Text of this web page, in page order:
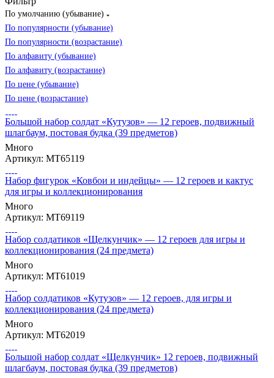
По умолчанию (убывание)
По популярности (убывание)
По популярности (возрастание)
По алфавиту (убывание)
По алфавиту (возрастание)
По цене (убывание)
По цене (возрастание)
Большой набор солдат «Кутузов» — 12 героев, подвижный
шлагбаум, постовая будка (39 предметов)
Много
Артикул: МТ65119
Набор фигурок «Ковбои и индейцы» — 12 героев и кактус
для игры и коллекционирования
Много
Артикул: МТ69119
Набор солдатиков «Щелкунчик» — 12 героев для игры и
коллекционирования (24 предмета)
Много
Артикул: МТ61019
Набор солдатиков «Кутузов» — 12 героев, для игры и
коллекционирования (24 предмета)
Много
Артикул: МТ62019
Большой набор солдат «Щелкунчик» 12 героев, подвижный
шлагбаум, постовая будка (39 предметов)